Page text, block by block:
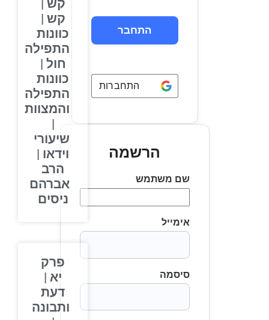
התחברות באמצעותGoogle
הרשמה
שם משתמש
אימייל
סיסמה
קש |
קש |
כוונות
התפילה
חול |
כוונות
התפילה
והמצוות
שיעורי
וידאו |
הרב
אברהם
ניסים
פרק
יא |
דעת
ותבונה